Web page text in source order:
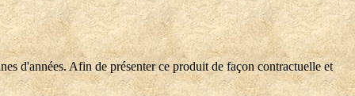
d'années. Afin de présenter ce produit de façon contractuelle et